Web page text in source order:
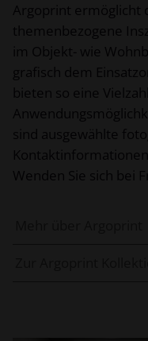
Argoprint ermöglicht
themenbezogene
im Objekt- wie
grafisch dem
bieten so eine
sind ausgewählte
Wenden Sie sich bei